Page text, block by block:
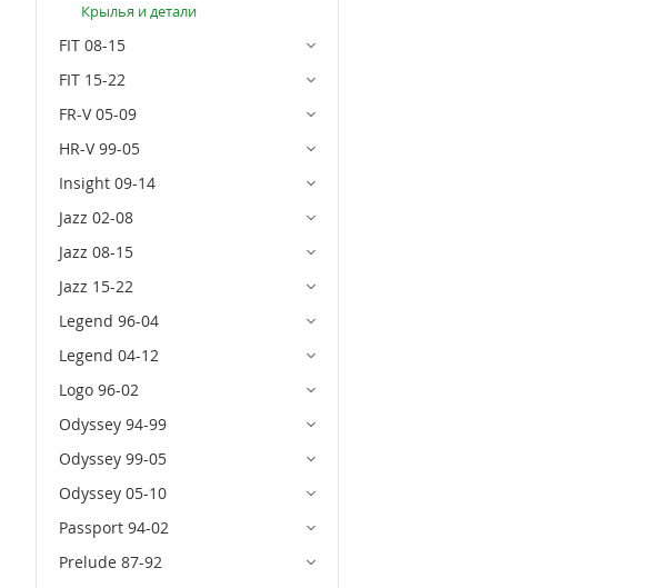
Крылья и детали
FIT 08-15
FIT 15-22
FR-V 05-09
HR-V 99-05
Insight 09-14
Jazz 02-08
Jazz 08-15
Jazz 15-22
Legend 96-04
Legend 04-12
Logo 96-02
Odyssey 94-99
Odyssey 99-05
Odyssey 05-10
Passport 94-02
Prelude 87-92